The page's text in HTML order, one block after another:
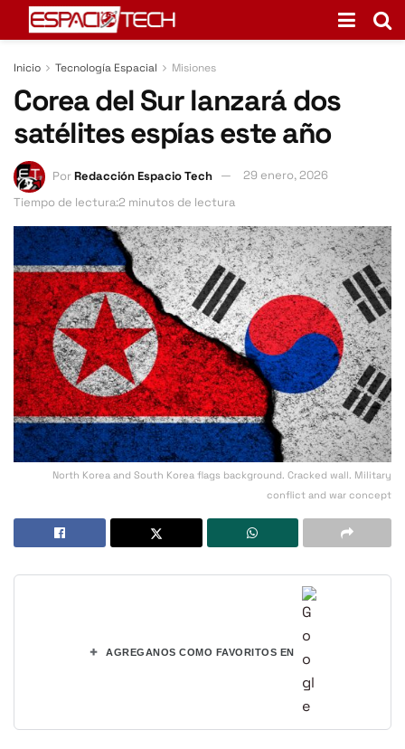
Inicio Tecnología Espacial Misiones
Corea del Sur lanzará dos
satélites espías este año
PorRedacción Espacio Tech
29 enero, 2026
Tiempo de lectura:2 minutos de lectura
North Korea and South Korea flags background. Cracked wall. Military
conflict and war concept
+ AGREGANOS COMO FAVORITOS EN